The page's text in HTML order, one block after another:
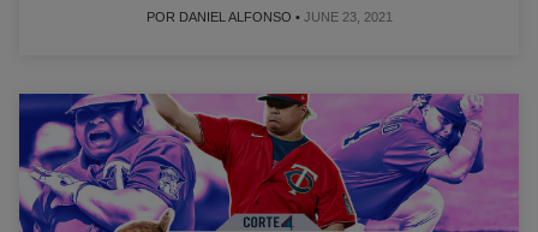
POR DANIEL ALFONSO • JUNE 23, 2021